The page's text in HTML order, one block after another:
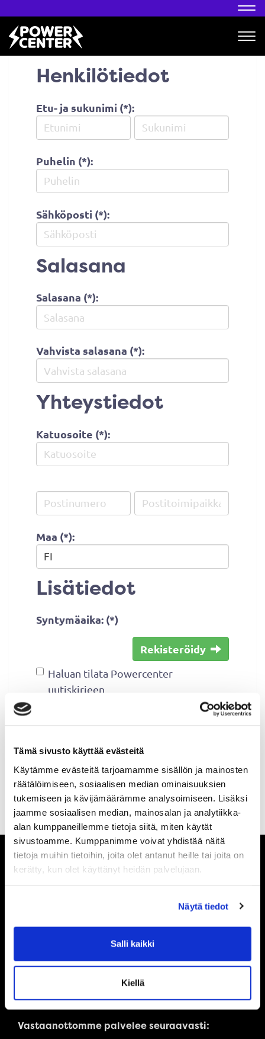
Tämä sivusto käyttää evästeitä
Käytämme evästeitä tarjoamamme sisällön ja mainosten
räätälöimiseen, sosiaalisen median ominaisuuksien
tukemiseen ja kävijämäärämme analysoimiseen. Lisäksi
jaamme sosiaalisen median, mainosalan ja analytiikka-
alan kumppaneillemme tietoja siitä, miten käytät
sivustoamme. Kumppanimme voivat yhdistää näitä
tietoja muihin tietoihin, joita olet antanut heille tai joita on
kerätty, kun olet käyttänyt heidän palvelujaan.
Näytä tiedot
Salli kaikki
Kiellä
Henkilötiedot
Etu- ja sukunimi (*):
Puhelin (*):
Sähköposti (*):
Salasana
Salasana (*):
Vahvista salasana (*):
Yhteystiedot
Katuosoite (*):
Maa (*):
Lisätiedot
Syntymäaika: (*)
Rekisteröidy
Haluan tilata Powercenter
uutiskirjeen
tietosuojaselosteenja
(*) Tieto on pakollinen
Vastaanottomme palvelee seuraavasti: